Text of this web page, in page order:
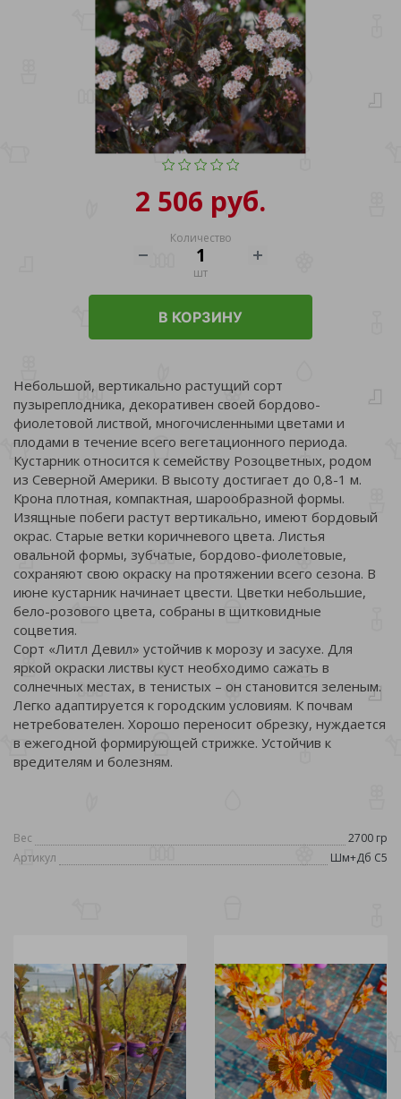
2 506 руб.
Количество
шт
В КОРЗИНУ
Небольшой, вертикально растущий сорт
пузыреплодника, декоративен своей бордово-
фиолетовой листвой, многочисленными цветами и
плодами в течение всего вегетационного периода.
Кустарник относится к семейству Розоцветных, родом
из Северной Америки. В высоту достигает до 0,8-1 м.
Крона плотная, компактная, шарообразной формы.
Изящные побеги растут вертикально, имеют бордовый
окрас. Старые ветки коричневого цвета. Листья
овальной формы, зубчатые, бордово-фиолетовые,
сохраняют свою окраску на протяжении всего сезона. В
июне кустарник начинает цвести. Цветки небольшие,
бело-розового цвета, собраны в щитковидные
соцветия.
Сорт «Литл Девил» устойчив к морозу и засухе. Для
яркой окраски листвы куст необходимо сажать в
солнечных местах, в тенистых – он становится зеленым.
Легко адаптируется к городским условиям. К почвам
нетребователен. Хорошо переносит обрезку, нуждается
в ежегодной формирующей стрижке. Устойчив к
вредителям и болезням.
Вес
2700 гр
Артикул
Шм+Дб С5